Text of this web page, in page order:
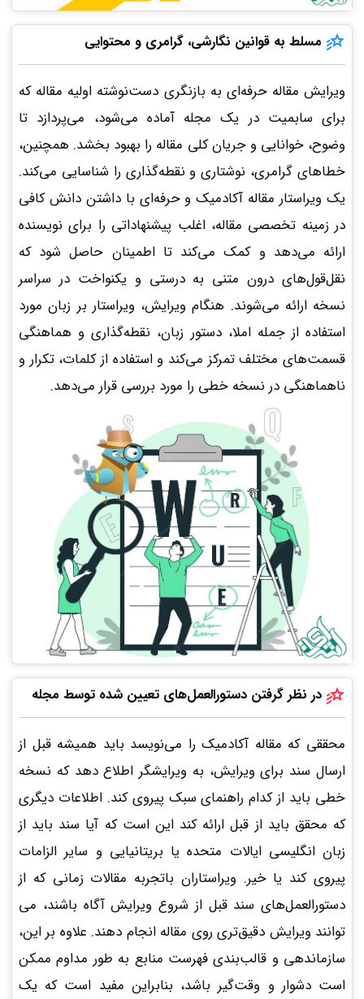
مسلط به قوانین نگارشی، گرامری و محتوایی
ویرایش مقاله حرفه‌ای به بازنگری دست‌نوشته اولیه مقاله که
برای سابمیت در یک مجله آماده می‌شود، می‌پردازد تا
وضوح، خوانایی و جریان کلی مقاله را بهبود بخشد. همچنین،
خطاهای گرامری، نوشتاری و نقطه‌گذاری را شناسایی می­‌کند.
یک ویراستار مقاله آکادمیک و حرفه‌ای با داشتن دانش کافی
در زمینه تخصصی مقاله، اغلب پیشنهاداتی را برای نویسنده
ارائه می‌دهد و کمک می‌کند تا اطمینان حاصل شود که
نقل‌قول‌های درون متنی به درستی و یکنواخت در سراسر
نسخه ارائه می‌شوند. هنگام ویرایش، ویراستار بر زبان مورد
استفاده از جمله املا، دستور زبان، نقطه‌گذاری و هماهنگی
قسمت­‌های مختلف تمرکز می‌کند و استفاده از کلمات، تکرار و
ناهماهنگی در نسخه خطی را مورد بررسی قرار می‌دهد.
در نظر گرفتن دستورالعمل‌های تعیین شده توسط مجله
محققی که مقاله آکادمیک را می‌نویسد باید همیشه قبل از
ارسال سند برای ویرایش، به ویرایشگر اطلاع دهد که نسخه
خطی باید از کدام راهنمای سبک پیروی کند. اطلاعات دیگری
که محقق باید از قبل ارائه کند این است که آیا سند باید از
زبان انگلیسی ایالات متحده یا بریتانیایی و سایر الزامات
پیروی کند یا خیر. ویراستاران باتجربه مقالات زمانی که از
دستورالعمل‌های سند قبل از شروع ویرایش آگاه باشند، می
توانند ویرایش دقیق‌تری روی مقاله انجام دهند. علاوه بر این،
سازماندهی و قالب‌بندی فهرست منابع به طور مداوم ممکن
است دشوار و وقت‌گیر باشد، بنابراین مفید است که یک